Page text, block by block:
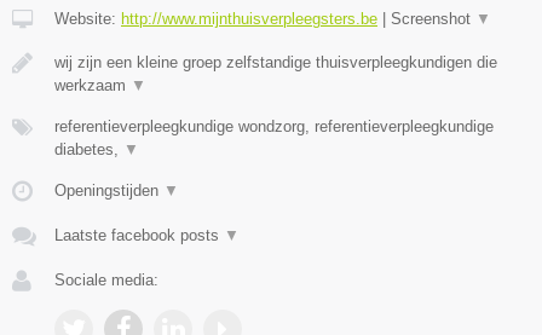
Website: http://www.mijnthuisverpleegsters.be Screenshot ▼
wij zijn een kleine groep zelfstandige thuisverpleegkundigen die
werkzaam ▼
referentieverpleegkundige wondzorg, referentieverpleegkundige
diabetes,
▼
Openingstijden ▼
Laatste facebook posts ▼
Sociale media: